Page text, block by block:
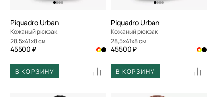
Piquadro Urban
Кожаный рюкзак
28,5x41x8 см
45500 ₽
В КОРЗИНУ
Piquadro Urban
Кожаный рюкзак
28,5x41x8 см
45500 ₽
В КОРЗИНУ